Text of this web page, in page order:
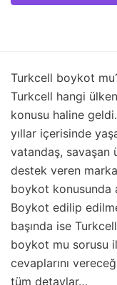
Turkcell boykot
Turkcell hangi
konusu haline
yıllar içerisinde
vatandaş, savaşan
destek veren
boykot konusunda
Boykot edilip
başında ise
boykot mu sorusu
cevaplarını
tüm detaylar…